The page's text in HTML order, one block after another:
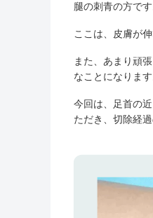
腿の刺青の方です
ここは、皮膚が
また、あまり頑
なことになります
今回は、足首の
ただき、切除経